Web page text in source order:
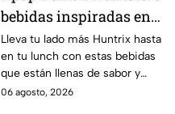
bebidas inspiradas en
las guerreras Huntrix
para llevar a la escuela
este regreso a clases
2026; son saludables y
Lleva tu lado más Huntrix hasta
en tu lunch con estas bebidas
que están llenas de sabor y
frescura.
06 agosto, 2026